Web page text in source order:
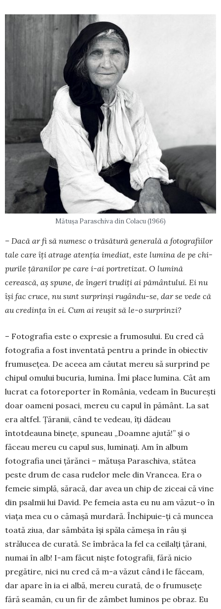
Mătușa Paraschiva din Colacu (1966)
– Dacă ar fi să numesc o tră­sătură generală a fotogra­fiilor
tale care îți atrage atenția imediat, este lumina de pe chi­
purile țăranilor pe care i-ai por­tretizat. O lumină
cerească, aș spune, de îngeri trudiți ai pă­mântului. Ei nu
își fac cruce, nu sunt surprinși ru­gân­du-se, dar se vede că
au credința în ei. Cum ai reușit să le-o sur­prin­zi?
– Fotografia este o expresie a frumosului. Eu cred că
fotografia a fost inventată pentru a prinde în obiectiv
frumusețea. De aceea am căutat mereu să surprind pe
chipul omului bucuria, lumina. Îmi place lumina. Cât am
lucrat ca fotoreporter în Ro­mâ­nia, vedeam în București
doar oameni posaci, mereu cu capul în pământ. La sat
era altfel. Țăranii, când te vedeau, îți dădeau
întotdeauna binețe, spu­neau „Doamne ajută!” și o
făceau mereu cu capul sus, luminați. Am în album
fotografia unei țărănci – mătușa Paraschiva, stătea
peste drum de casa ru­delor mele din Vrancea. Era o
femeie simplă, săra­că, dar avea un chip de ziceai că vine
din psalmii lui David. Pe femeia asta eu nu am văzut-o în
viața mea cu o cămașă murdară. Închipuie-ți că muncea
toată ziua, dar sâmbăta își spăla cămeșa în râu și
strălucea de curată. Se îmbrăca la fel ca ceilalți țărani,
numai în alb! I-am făcut niște fotografii, fără nicio
pregătire, nici nu cred că m-a văzut când i le făceam,
dar apare în ia ei albă, mereu curată, de o frumusețe
fără seamăn, cu un fir de zâmbet lumi­nos pe obraz. Eu